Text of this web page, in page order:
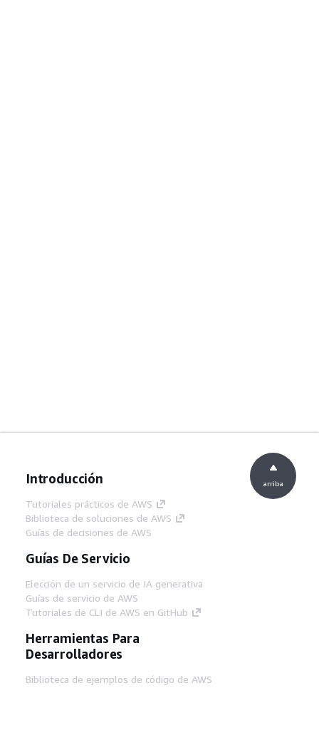
Introducción
Tutoriales prácticos de AWS
Biblioteca de soluciones de AWS
Guías de decisiones de AWS
Guías De Servicio
Elección de un servicio de IA generativa
Guías de servicio de AWS
Tutoriales de CLI de AWS en GitHub
Herramientas Para
Desarrolladores
Biblioteca de ejemplos de código de AWS
arriba